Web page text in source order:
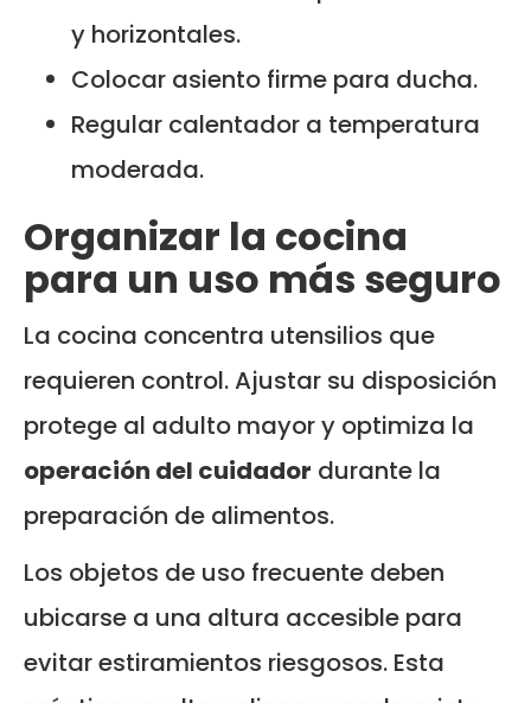
y horizontales.
Colocar asiento firme para ducha.
Regular calentador a temperatura
moderada.
Organizar la cocina
para un uso más seguro
La cocina concentra utensilios que
requieren control. Ajustar su disposición
protege al adulto mayor y optimiza la
operación del cuidador durante la
preparación de alimentos.
Los objetos de uso frecuente deben
ubicarse a una altura accesible para
evitar estiramientos riesgosos. Esta